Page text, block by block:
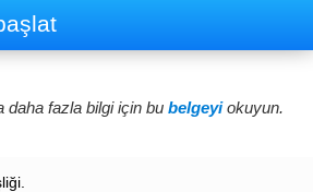
daha fazla bilgi için bu belgeyiokuyun.